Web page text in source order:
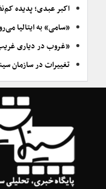
اکبر عبدی؛ پدیده
«سامی» به ایتالیا
«غروب در دیاری
تغییرات در سازمان